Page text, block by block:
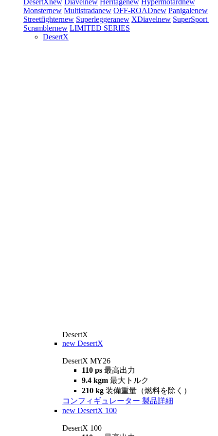
DesertXnew Diavelnew Heritagenew Hypermotardnew
Monsternew Multistradanew OFF-ROADnew Panigalenew
Streetfighternew Superleggeranew XDiavelnew SuperSport
Scramblernew LIMITED SERIES
DesertX
DesertX
new DesertX
DesertX MY26
110 ps 最高出力
9.4 kgm 最大トルク
210 kg 装備重量（燃料を除く）
コンフィギュレーター 製品詳細
new DesertX 100
DesertX 100